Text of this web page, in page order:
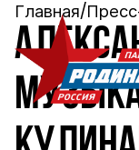
Главная